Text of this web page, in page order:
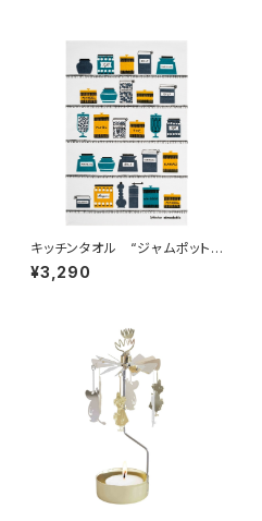
キッチンタオル “ジャムポットブ
ルー” / アルメダールス/AL
MEDAHLS by Studio Almed
¥3,290